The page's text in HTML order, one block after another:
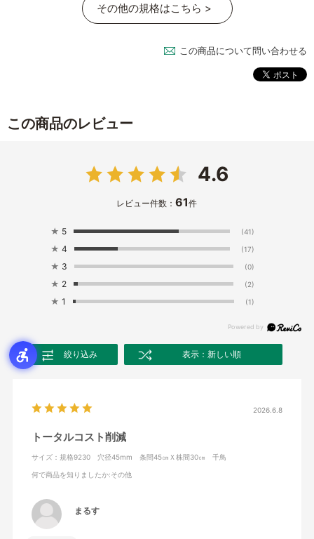
その他の規格はこちら >
この商品について問い合わせる
この商品のレビュー
4.6
レビュー件数：61件
★ 5 (41)
★ 4 (17)
★ 3 (0)
★ 2 (2)
★ 1 (1)
絞り込み 表示：新しい順
2026.6.8
トータルコスト削減
サイズ：規格9230 穴径45mm 条間45㎝Ｘ株間30㎝ 千鳥
何で商品を知りましたか:その他
まるす